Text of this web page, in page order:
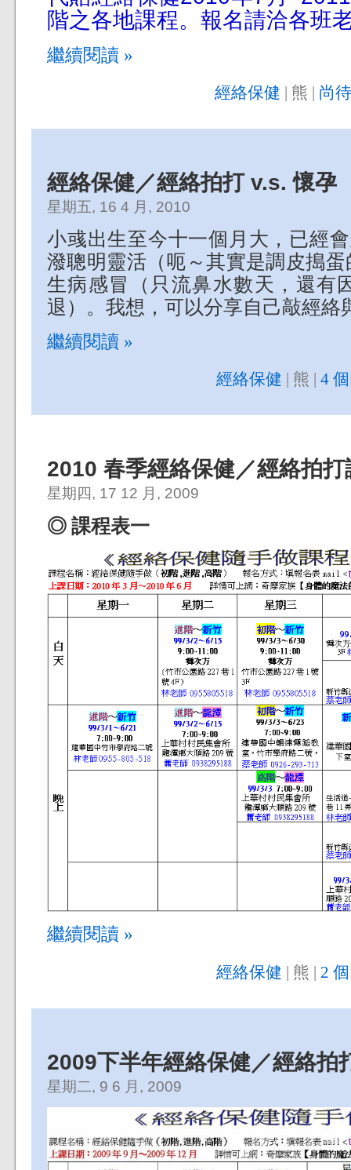
階之各地課程。報名請洽各班
繼續閱讀 »
經絡保健 | 熊 | 尚
經絡保健／經絡拍打 v.s. 懷孕
星期五, 16 4 月, 2010
小彧出生至今十一個月大，已經
潑聰明靈活（呃～其實是調皮搗
生病感冒（只流鼻水數天，還有
退）。我想，可以分享自己敲經絡
繼續閱讀 »
經絡保健 | 熊 | 4
2010 春季經絡保健／經絡拍打
星期四, 17 12 月, 2009
◎ 課程表一
繼續閱讀 »
經絡保健 | 熊 | 2
2009下半年經絡保健／經絡拍
星期二, 9 6 月, 2009